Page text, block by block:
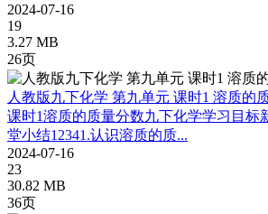
2024-07-16
19
3.27 MB
26页
人教版九下化学 第九单元 课时1 溶质的
课时1溶质的质量分数九下化学学习目标
堂小结12341.认识溶质的质...
2024-07-16
23
30.82 MB
36页